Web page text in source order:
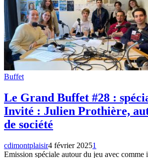
Buffet
Le Grand Buffet #28 :
Invité : Julien Prothière,
de société
cdimontplaisir4 février 20251
Emission spéciale autour du jeu avec comme